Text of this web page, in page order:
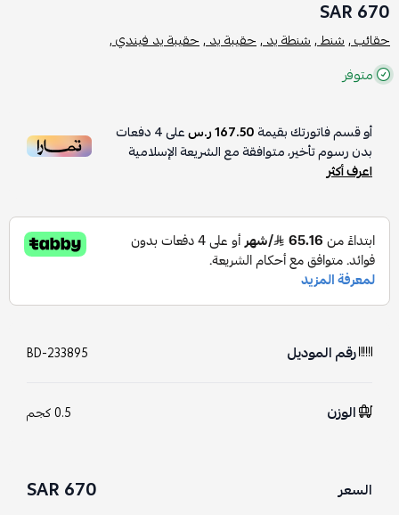
670 SAR
حقائب ,شنط ,شنطة يد ,حقيبة يد ,حقيبة يد فيندي ,
متوفر
أو قسم فاتورتك بقيمة167.50 ر.س على4دفعات
بدون رسوم تأخير، متوافقة مع الشريعة الإسلامية
اعرف أكثر
رقم الموديل BD-233895
الوزن 0.5 كجم
السعر 670 SAR